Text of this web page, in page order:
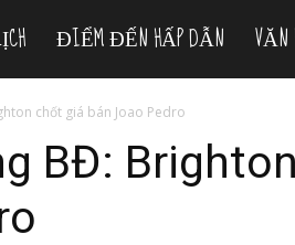
ĐIỂM ĐẾN HẤP DẪN VĂN
chốt giá bán Joao Pedro
BĐ: